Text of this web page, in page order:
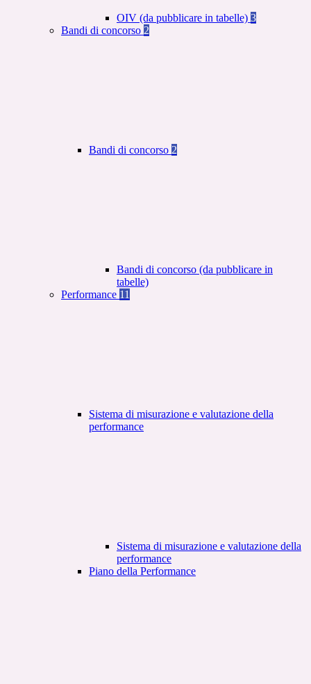
OIV (da pubblicare in tabelle) 3
Bandi di concorso 2
Bandi di concorso 2
Bandi di concorso (da pubblicare in
tabelle)
Performance 11
Sistema di misurazione e valutazione della
performance
Sistema di misurazione e valutazione della
performance
Piano della Performance